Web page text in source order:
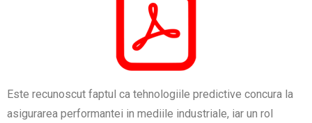
Este recunoscut faptul ca tehnologiile predictive concura la
asigurarea performantei in mediile industriale, iar un rol